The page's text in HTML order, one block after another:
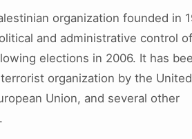
organization founded in
and administrative control
elections in 2006. It has
organization by the United
Union, and several other